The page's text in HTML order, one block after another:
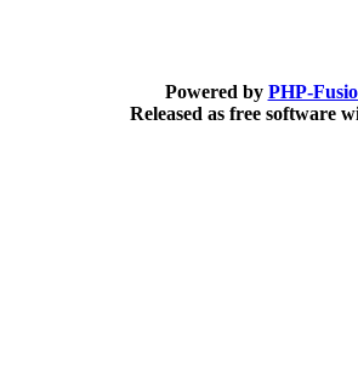
Powered by PHP-
Released as free software